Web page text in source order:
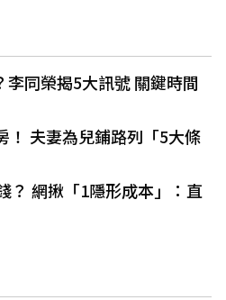
同榮揭5大訊號 關鍵時間
！ 夫妻為兒鋪路列「5大條
？ 網揪「1隱形成本」：直